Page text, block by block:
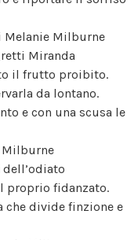
Melanie Milburne
Miranda
il frutto proibito.
da lontano.
e con una scusa le
Milburne
proprio fidanzato.
che divide finzione e